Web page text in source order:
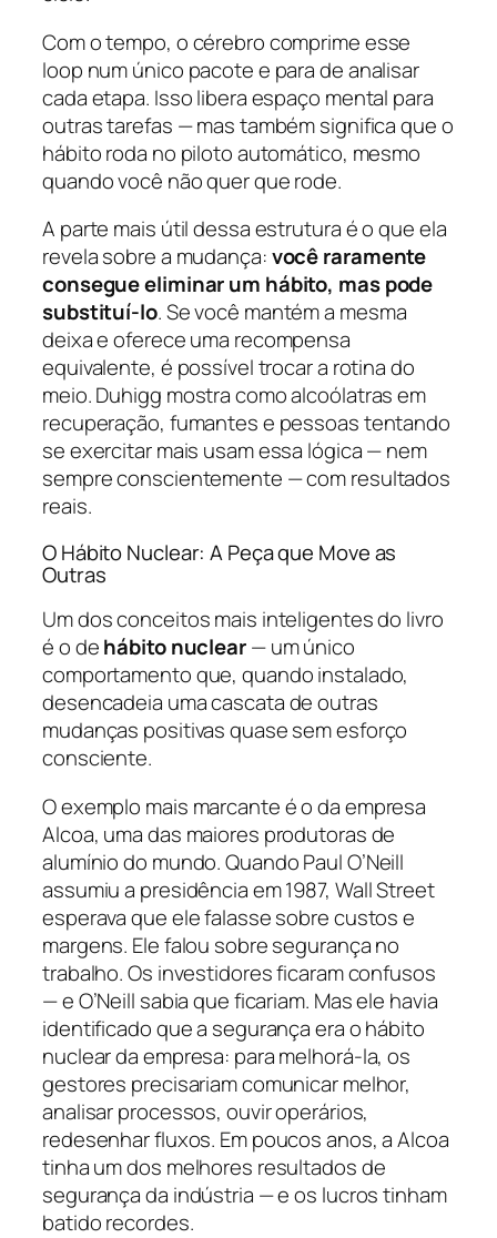
Com o tempo, o cérebro comprime esse
loop num único pacote e para de analisar
cada etapa. Isso libera espaço mental para
outras tarefas — mas também significa que o
hábito roda no piloto automático, mesmo
quando você não quer que rode.
A parte mais útil dessa estrutura é o que ela
revela sobre a mudança:você raramente
consegue eliminar um hábito, mas pode
substituí-lo. Se você mantém a mesma
deixa e oferece uma recompensa
equivalente, é possível trocar a rotina do
meio. Duhigg mostra como alcoólatras em
recuperação, fumantes e pessoas tentando
se exercitar mais usam essa lógica — nem
sempre conscientemente — com resultados
reais.
O Hábito Nuclear: A Peça que Move as
Outras
Um dos conceitos mais inteligentes do livro
é o dehábito nuclear— um único
comportamento que, quando instalado,
desencadeia uma cascata de outras
mudanças positivas quase sem esforço
consciente.
O exemplo mais marcante é o da empresa
Alcoa, uma das maiores produtoras de
alumínio do mundo. Quando Paul O’Neill
assumiu a presidência em 1987, Wall Street
esperava que ele falasse sobre custos e
margens. Ele falou sobre segurança no
trabalho. Os investidores ficaram confusos
— e O’Neill sabia que ficariam. Mas ele havia
identificado que a segurança era o hábito
nuclear da empresa: para melhorá-la, os
gestores precisariam comunicar melhor,
analisar processos, ouvir operários,
redesenhar fluxos. Em poucos anos, a Alcoa
tinha um dos melhores resultados de
segurança da indústria — e os lucros tinham
batido recordes.